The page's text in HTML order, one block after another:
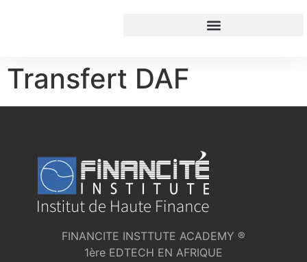
Transfert DAF
FINANCITE INSTTUTE ACADEMY ®
1ère EDTECH EN AFRIQUE